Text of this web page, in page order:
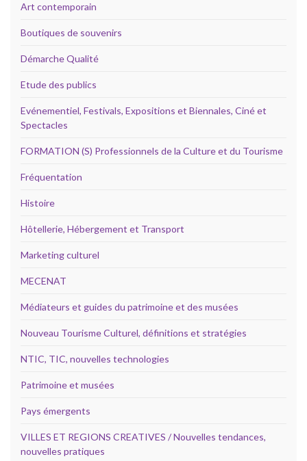
Art contemporain
Boutiques de souvenirs
Démarche Qualité
Etude des publics
Evénementiel, Festivals, Expositions et Biennales, Ciné et
Spectacles
FORMATION (S) Professionnels de la Culture et du Tourisme
Fréquentation
Histoire
Hôtellerie, Hébergement et Transport
Marketing culturel
MECENAT
Médiateurs et guides du patrimoine et des musées
Nouveau Tourisme Culturel, définitions et stratégies
NTIC, TIC, nouvelles technologies
Patrimoine et musées
Pays émergents
VILLES ET REGIONS CREATIVES / Nouvelles tendances,
nouvelles pratiques